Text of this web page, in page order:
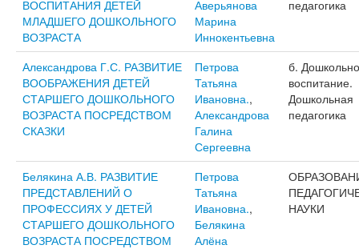
ВОСПИТАНИЯ ДЕТЕЙ
МЛАДШЕГО ДОШКОЛЬНОГО
ВОЗРАСТА
Аверьянова
Марина
Иннокентьевна
педагогика
Александрова Г.С. РАЗВИТИЕ
ВООБРАЖЕНИЯ ДЕТЕЙ
СТАРШЕГО ДОШКОЛЬНОГО
ВОЗРАСТА ПОСРЕДСТВОМ
СКАЗКИ
Петрова
Татьяна
Ивановна.,
Александрова
Галина
Сергеевна
б.
воспитание.
Дошкольная
педагогика
Белякина А.В. РАЗВИТИЕ
ПРЕДСТАВЛЕНИЙ О
ПРОФЕССИЯХ У ДЕТЕЙ
СТАРШЕГО ДОШКОЛЬНОГО
ВОЗРАСТА ПОСРЕДСТВОМ
Петрова
Татьяна
Ивановна.,
Белякина
Алёна
НАУКИ